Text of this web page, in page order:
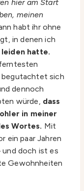
hier am Start
meinen
habt ihr ohne
in denen ich
hatte.
begutachtet sich
dennoch
würde, dass
in meiner
Wortes. Mit
ein paar Jahren
und doch ist es
Gewohnheiten